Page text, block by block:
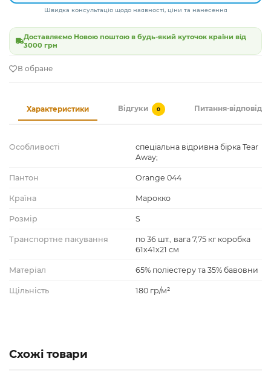
Швидка консультація щодо наявності, ціни та нанесення
Доставляємо Новою поштою в будь-який куточок країни від
3000 грн
В обране
Характеристики Відгуки 0 Питання-відповідь
Особливості
спеціальна відривна бірка Tear
Away;
Пантон Orange 044
Країна Марокко
Розмір S
Транспортне пакування
по 36 шт., вага 7,75 кг коробка
61х41х21 см
Матеріал 65% поліестеру та 35% бавовни
Щільність 180 гр/м²
Схожі товари